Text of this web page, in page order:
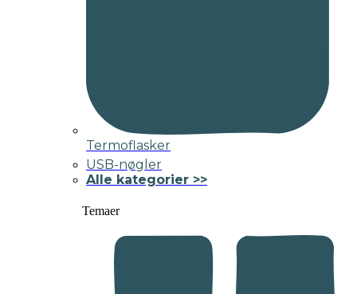
Termoflasker
USB-nøgler
Alle kategorier >>
Temaer